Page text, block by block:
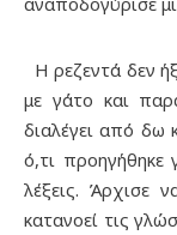
Η ρεζεντά δεν
με γάτο και
διαλέγει από δω
ό,τι προηγήθηκε
λέξεις. Άρχισε
κατανοεί τις